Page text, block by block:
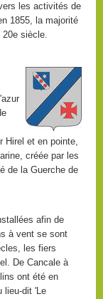
les activités de
1855, la majorité
siècle.
Hirel et en pointe,
créée par les
de la Guerche de
afin de
à vent se sont
les fiers
De Cancale à
ont été en
lieu-dit 'Le